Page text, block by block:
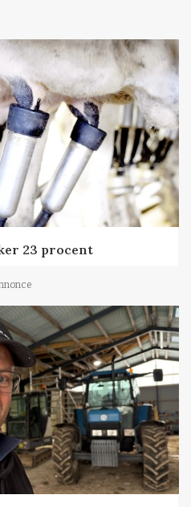
23 procent